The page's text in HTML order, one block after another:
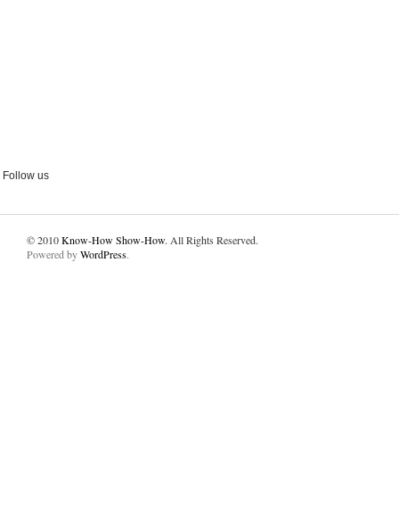
Follow us
© 2010Know-How Show-How. All Rights Reserved.
Powered byWordPress.